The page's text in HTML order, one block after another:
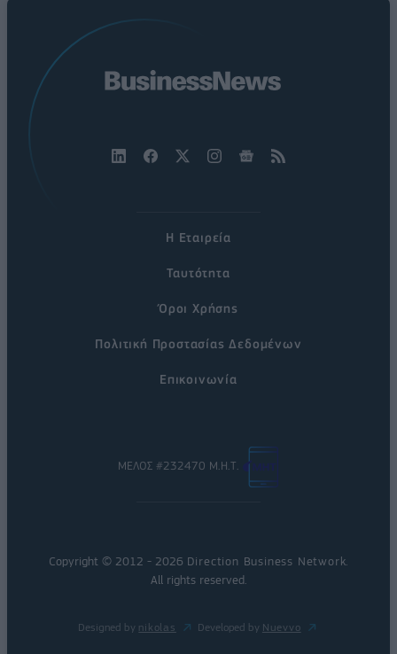
Η Εταιρεία
Ταυτότητα
Όροι Χρήσης
Πολιτική Προστασίας Δεδομένων
Επικοινωνία
ΜΕΛΟΣ #232470 Μ.Η.Τ.
Copyright © 2012 - 2026 Direction Business Network
All rights reserved.
Designed by nikolas Developed by Nuevvo